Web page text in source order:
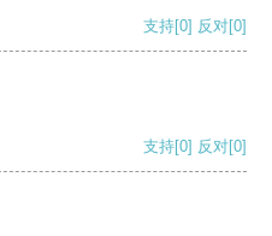
支持[0] 反对[0]
支持[0] 反对[0]